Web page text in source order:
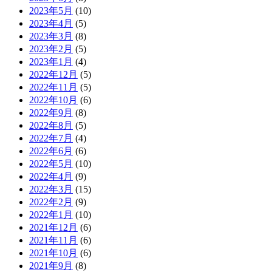
2023年5月 (10)
2023年4月 (5)
2023年3月 (8)
2023年2月 (5)
2023年1月 (4)
2022年12月 (5)
2022年11月 (5)
2022年10月 (6)
2022年9月 (8)
2022年8月 (5)
2022年7月 (4)
2022年6月 (6)
2022年5月 (10)
2022年4月 (9)
2022年3月 (15)
2022年2月 (9)
2022年1月 (10)
2021年12月 (6)
2021年11月 (6)
2021年10月 (6)
2021年9月 (8)